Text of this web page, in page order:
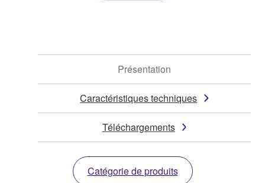
Présentation
Caractéristiques techniques
Téléchargements
Catégorie de produits